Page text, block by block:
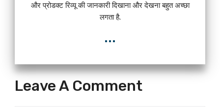
और प्रोडक्ट रिव्यू की जानकारी दिखाना और देखना बहुत अच्छा
लगता है.
...
Leave A Comment